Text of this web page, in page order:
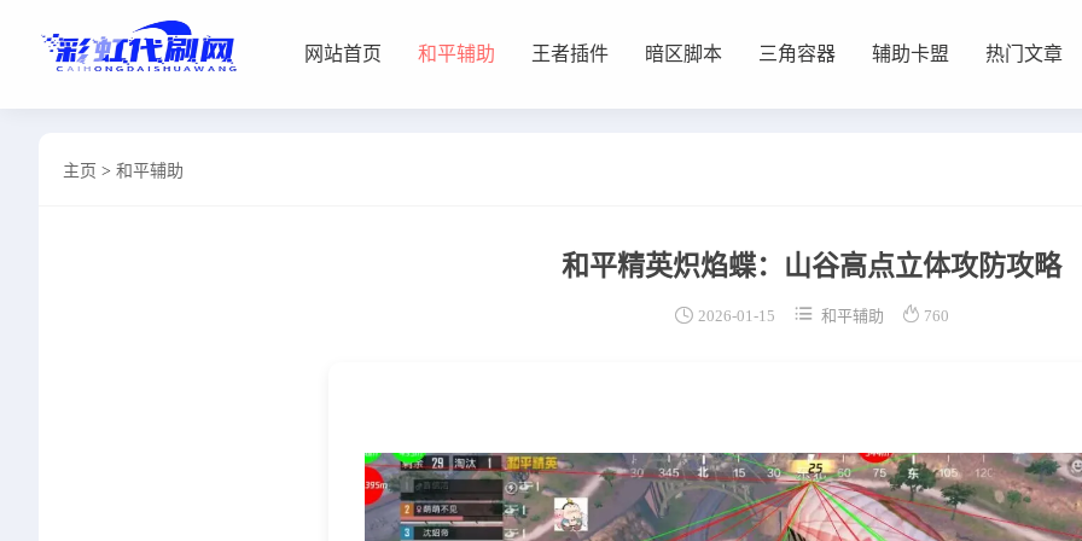
网站首页 和平辅助 王者插件 暗区脚本 三角容器 辅助卡盟 热门文章
网站首页
主页 > 和平辅助
和平精英炽焰蝶：山谷高点立体攻防攻略
 2026-01-15  和平辅助  760